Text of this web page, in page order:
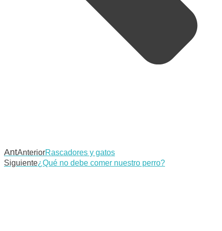
AntAnteriorRascadores y gatos
Siguiente¿Qué no debe comer nuestro perro?